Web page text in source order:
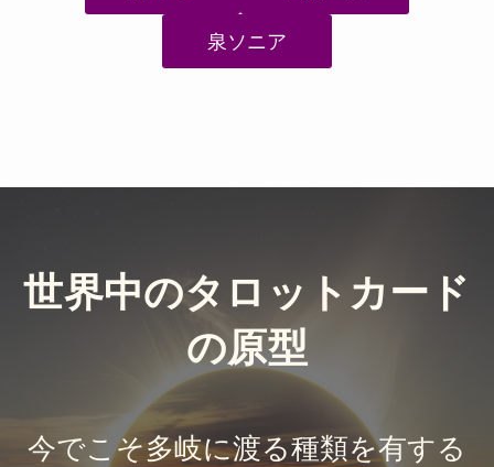
泉ソニア
世界中のタロットカード
の原型
今でこそ多岐に渡る種類を有する